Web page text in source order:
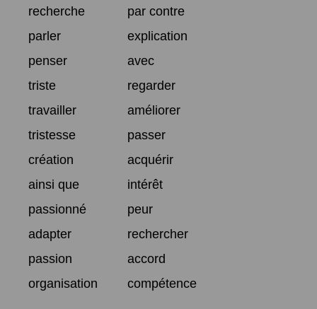
recherche
par contre
parler
explication
penser
avec
triste
regarder
travailler
améliorer
tristesse
passer
création
acquérir
ainsi que
intérêt
passionné
peur
adapter
rechercher
passion
accord
organisation
compétence